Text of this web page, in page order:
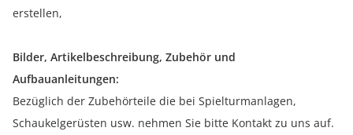
erstellen,
Bilder, Artikelbeschreibung, Zubehör und
Aufbauanleitungen:
Bezüglich der Zubehörteile die bei Spielturmanlagen,
Schaukelgerüsten usw. nehmen Sie bitte Kontakt zu uns auf.